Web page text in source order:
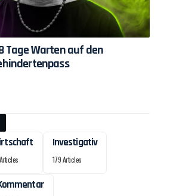
Tage Warten auf den
Investigativ
179 Articles